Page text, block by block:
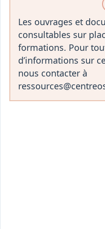
Les ouvrages et
consultables sur
formations. Pour
d’informations sur
nous contacter à